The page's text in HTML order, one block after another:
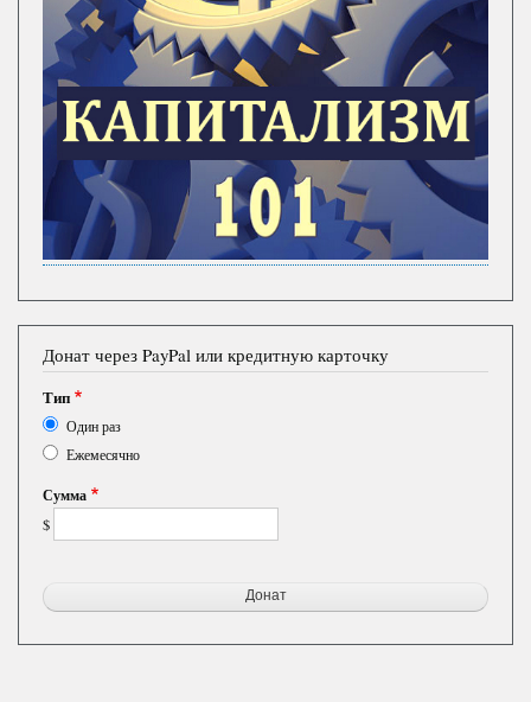
Донат через PayPal или кредитную карточку
Тип
Один раз
Ежемесячно
Сумма
$